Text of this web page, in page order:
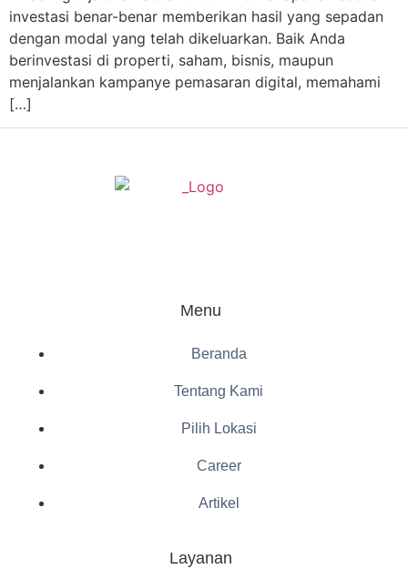
investasi benar-benar memberikan hasil yang sepadan
dengan modal yang telah dikeluarkan. Baik Anda
berinvestasi di properti, saham, bisnis, maupun
menjalankan kampanye pemasaran digital, memahami
[…]
Menu
Beranda
Tentang Kami
Pilih Lokasi
Career
Artikel
Layanan